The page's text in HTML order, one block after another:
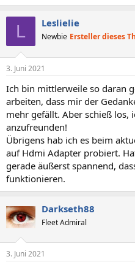
L Leslielie
Newbie Ersteller dieses
3. Juni 2021
Ich bin mittlerweile so daran
arbeiten, dass mir der
mehr gefällt. Aber schieß los,
anzufreunden!
Übrigens hab ich es beim
auf Hdmi Adapter probiert.
gerade äußerst spannend,
funktionieren.
Darkseth88
Fleet Admiral
3. Juni 2021